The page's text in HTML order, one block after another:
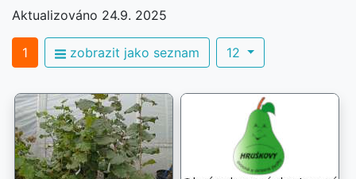
Aktualizováno 24.9. 2025
1 zobrazit jako seznam 12